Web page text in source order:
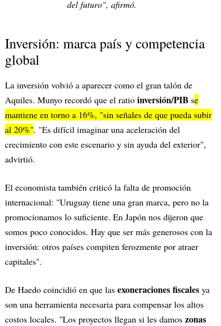
del futuro", afirmó.
Inversión: marca país y competencia
global
La inversión volvió a aparecer como el gran talón de
Aquiles. Munyo recordó que el ratio inversión/PIB se
mantiene en torno a 16%, "sin señales de que pueda subir
al 20%". "Es difícil imaginar una aceleración del
crecimiento con este escenario y sin ayuda del exterior",
advirtió.
El economista también criticó la falta de promoción
internacional: "Uruguay tiene una gran marca, pero no la
promocionamos lo suficiente. En Japón nos dijeron que
somos poco conocidos. Hay que ser más generosos con la
inversión: otros países compiten ferozmente por atraer
capitales".
De Haedo coincidió en que las exoneraciones fiscales ya
son una herramienta necesaria para compensar los altos
costos locales. "Los proyectos llegan si les damos zonas